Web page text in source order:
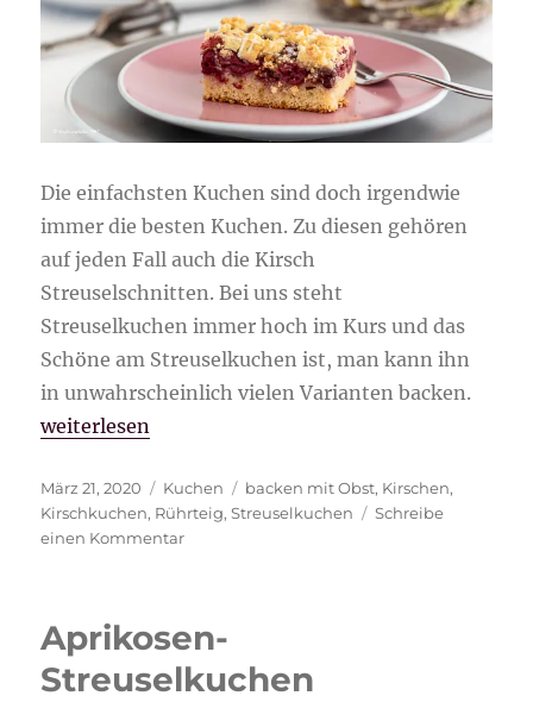
Die einfachsten Kuchen sind doch irgendwie
immer die besten Kuchen. Zu diesen gehören
auf jeden Fall auch die Kirsch
Streuselschnitten. Bei uns steht
Streuselkuchen immer hoch im Kurs und das
Schöne am Streuselkuchen ist, man kann ihn
in unwahrscheinlich vielen Varianten backen.
„Kirsch Streuselschnitten“
weiterlesen
Veröffentlicht
am
März 21, 2020 Kategorien
Kuchen Schlagwörter
backen mit Obst, Kirschen,
Kirschkuchen, Rührteig,Streuselkuchen
Schreibe
einen Kommentarzu
Aprikosen-
Streuselkuchen